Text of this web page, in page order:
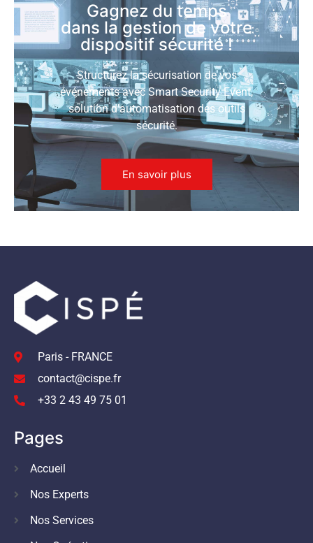
Gagnez du temps
dans la gestion de votre
dispositif sécurité !
Structurez la sécurisation de vos
événements avec Smart Security Event,
solution d’automatisation des outils
sécurité.
En savoir plus
Paris - FRANCE
contact@cispe.fr
+33 2 43 49 75 01
Pages
Accueil
Nos Experts
Nos Services